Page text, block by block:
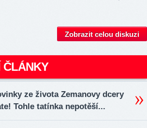
Zobrazit celou diskuzi
ČLÁNKY
ze života Zemanovy dcery
Tohle tatínka nepotěší...